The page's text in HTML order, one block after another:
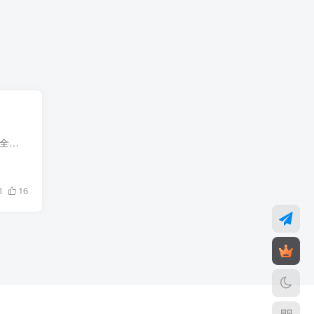
抖音国际版介绍 抖音国际版App是全球最受欢迎的短视频应用，抖音国际版TikTok（海外版）横扫全球下载量常居榜首。这是最新抖音国际版破解版，无视封锁和下载限制，国内免拔卡，去除了广告，下载...
16